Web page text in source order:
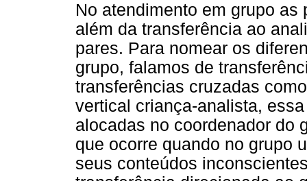
No atendimento em grupo
além da transferência ao
pares. Para nomear os
grupo, falamos de
transferências cruzadas
vertical criança-analista,
alocadas no coordenador do
que ocorre quando no grupo
seus conteúdos